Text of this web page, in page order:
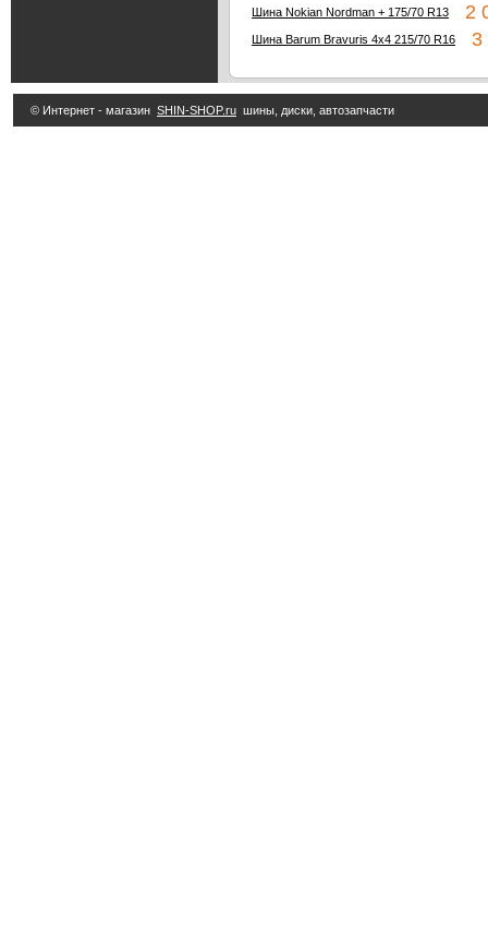
Шина Nokian Nordman + 175/70 R13 2
Шина Barum Bravuris 4x4 215/70 R16 3
© Интернет - магазин SHIN-SHOP.ru шины, диски, автозапчасти